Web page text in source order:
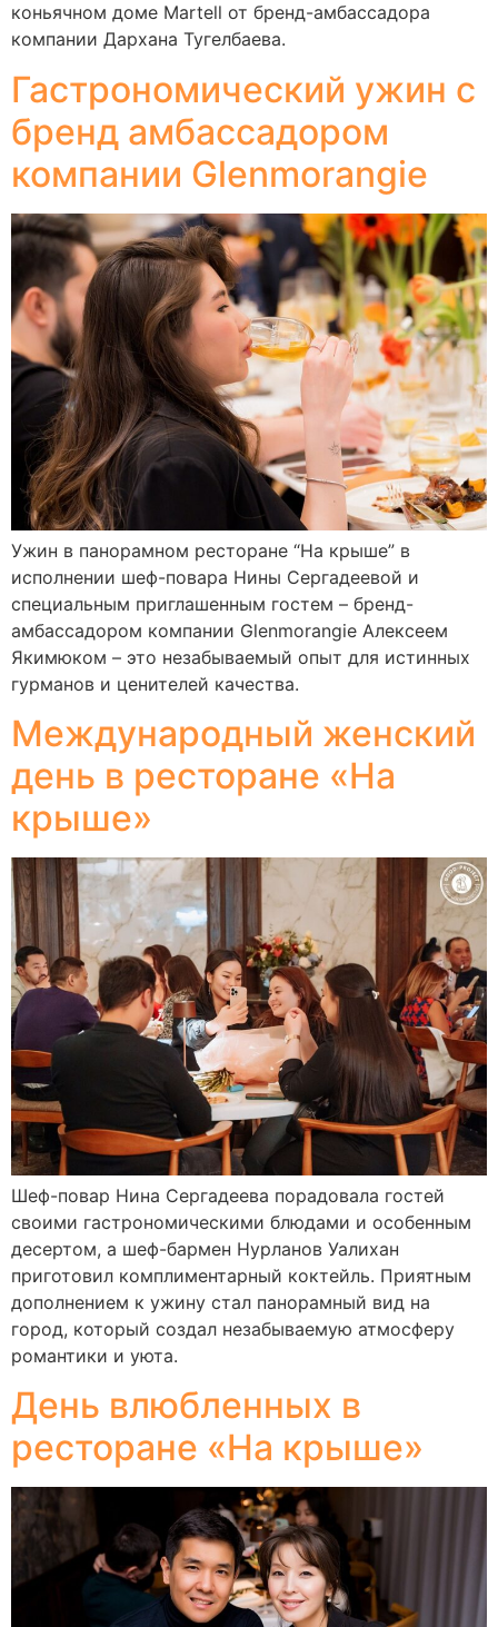
коньячном доме Martell от бренд-амбассадора
компании Дархана Тугелбаева.
Гастрономический ужин с
бренд амбассадором
компании Glenmorangie
Ужин в панорамном ресторане “На крыше” в
исполнении шеф-повара Нины Сергадеевой и
специальным приглашенным гостем – бренд-
амбассадором компании Glenmorangie Алексеем
Якимюком – это незабываемый опыт для истинных
гурманов и ценителей качества.
Международный женский
день в ресторане «На
крыше»
Шеф-повар Нина Сергадеева порадовала гостей
своими гастрономическими блюдами и особенным
десертом, а шеф-бармен Нурланов Уалихан
приготовил комплиментарный коктейль. Приятным
дополнением к ужину стал панорамный вид на
город, который создал незабываемую атмосферу
романтики и уюта.
День влюбленных в
ресторане «На крыше»